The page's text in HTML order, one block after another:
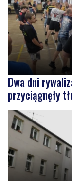
Dwa dni
przyciągnęły
NOWE
Drzewa pod